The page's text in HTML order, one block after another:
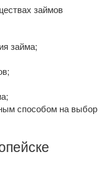
займов
займа;
способом на выбор